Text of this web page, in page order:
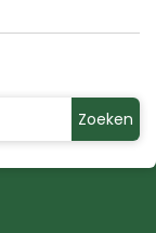
Zoeken